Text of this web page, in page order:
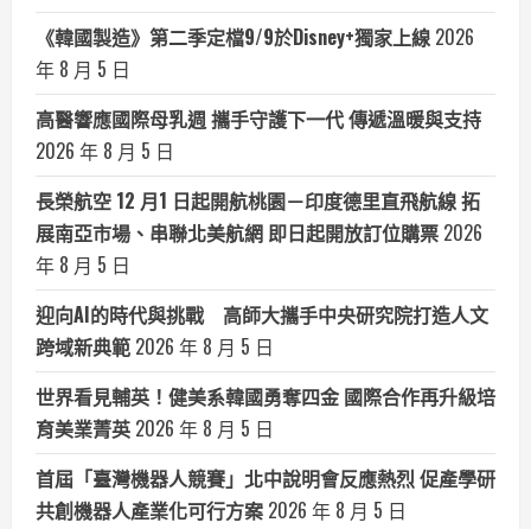
《韓國製造》第二季定檔9/9於Disney+獨家上線 2026
年 8 月 5 日
高醫響應國際母乳週 攜手守護下一代 傳遞溫暖與支持
2026 年 8 月 5 日
長榮航空 12 月1 日起開航桃園－印度德里直飛航線 拓
展南亞市場、串聯北美航網 即日起開放訂位購票 2026
年 8 月 5 日
迎向AI的時代與挑戰 高師大攜手中央研究院打造人文
跨域新典範 2026 年 8 月 5 日
世界看見輔英！健美系韓國勇奪四金 國際合作再升級培
育美業菁英 2026 年 8 月 5 日
首屆「臺灣機器人競賽」北中說明會反應熱烈 促產學研
共創機器人產業化可行方案 2026 年 8 月 5 日